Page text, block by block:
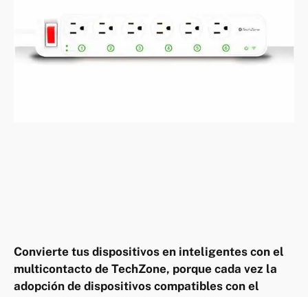
Convierte tus dispositivos en inteligentes con el
multicontacto de TechZone, porque cada vez la
adopción de dispositivos compatibles con el